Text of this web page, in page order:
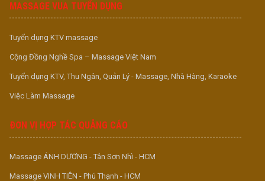
MASSAGE VUA TUYỂN DỤNG
Tuyển dụng KTV massage
Cộng Đồng Nghề Spa – Massage Việt Nam
Tuyển dụng KTV, Thu Ngân, Quản Lý - Massage, Nhà Hàng, Karaoke
Việc Làm Massage
ĐƠN VỊ HỢP TÁC QUẢNG CÁO
Massage ÁNH DƯƠNG - Tân Sơn Nhì - HCM
Massage VINH TIÊN - Phú Thạnh - HCM